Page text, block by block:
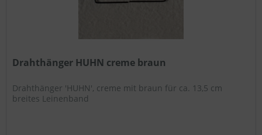
Drahthänger HUHN creme braun
Drahthänger 'HUHN', creme mit braun für ca. 13,5 cm
breites Leinenband